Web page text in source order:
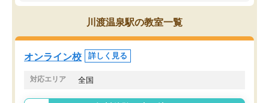
ットで質問できるのも便利でした。一
人では迷いがちだった受験勉強を、最
だと思います。
にやめてしまいました。
追加で料金を払うことで
の方の予定が空いていな
川渡温泉駅の教室一覧
オンライン校 詳しく見る
対応エリア 全国